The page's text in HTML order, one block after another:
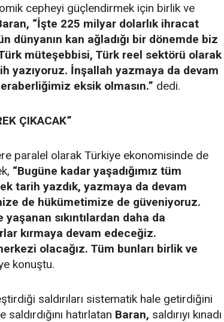
cepheyi güçlendirmek için birlik ve
“İşte 225 milyar dolarlık ihracat
dünyanın kan ağladığı bir dönemde biz
müteşebbisi, Türk reel sektörü olarak
yazıyoruz. İnşallah yazmaya da devam
eksik olmasın.” dedi.
ÇIKACAK”
paralel olarak Türkiye ekonomisinde de
“Bugüne kadar yaşadığımız tüm
tarih yazdık, yazmaya da devam
de hükümetimize de güveniyoruz.
sıkıntılardan daha da
kırmaya devam edeceğiz.
olacağız. Tüm bunları birlik ve
konuştu.
saldırıları sistematik hale getirdiğini
hatırlatan Baran, saldırıyı kınadı